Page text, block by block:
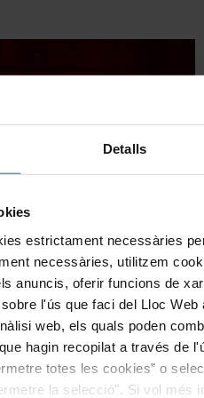
Detalls
estrictament necessàries
necessàries, utilitzem
anuncis, oferir funcions de
l'ús que faci del Lloc Web
web, els quals poden
hagin recopilat a través de
totes les cookies” o
la selecció". Si vol més
a un Dvořák clar